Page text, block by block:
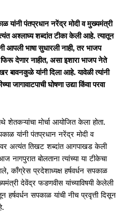
यांनी पंतप्रधान नरेंद्र मोदी व मुख्यमंत्री
अश्लाघ्य शब्दांत टीका केली आहे. त्यातून
आपली भाषा सुधारली नाही, तर भाजप
फिरू देणार नाहीत, असा इशारा भाजप नेते
बावनकुळे यांनी दिला आहे. यावेळी त्यांनी
जागावाटपाची घोषणा उद्या किंवा परवा
शेतकऱ्यांचा मोर्चा आयोजित केला होता.
यांनी पंतप्रधान नरेंद्र मोदी व
अत्यंत तिखट शब्दांत आगपाखड केली
बोलताना त्यांच्या या टीकेचा
काँग्रेस प्रदेशाध्यक्ष हर्षवर्धन सपकाळ
देवेंद्र फडणवीस यांच्याविषयी केलेली
सपकाळ यांची नीच प्रवृत्ती दिसून